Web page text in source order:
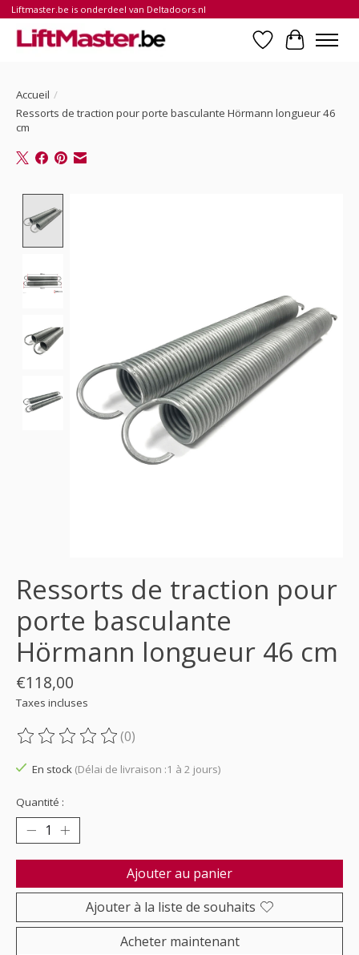
Liftmaster.be is onderdeel van Deltadoors.nl
Liste dePanier
Accueil /
Ressorts de traction pour porte basculante Hörmann longueur 46
cm
Ressorts de traction pour
porte basculante
Hörmann longueur 46 cm
€118,00
Taxes incluses
Ce produit est évalué à
(0)
En stock (Délai de livraison :1 à 2 jours)
Quantité :
Ajouter au panier
Ajouter à la liste de souhaits
Acheter maintenant